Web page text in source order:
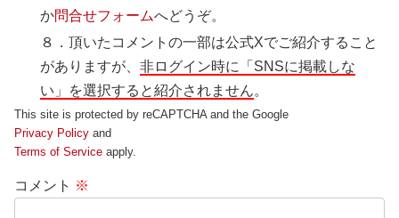
か問合せフォームへどうぞ。
８．頂いたコメントの一部は公式Xでご紹介すること
がありますが、非ログイン時に「SNSに掲載しな
い」を選択すると紹介されません。
This site is protected by reCAPTCHA and the Google
Privacy Policy and
Terms of Service apply.
コメント ※